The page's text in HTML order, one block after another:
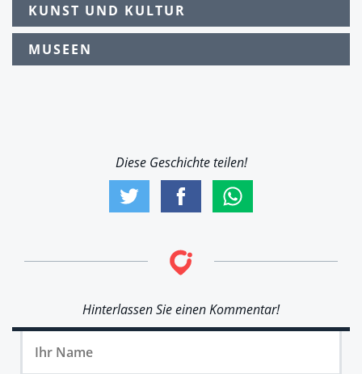
KUNST UND KULTUR
MUSEEN
Diese Geschichte teilen!
Hinterlassen Sie einen Kommentar!